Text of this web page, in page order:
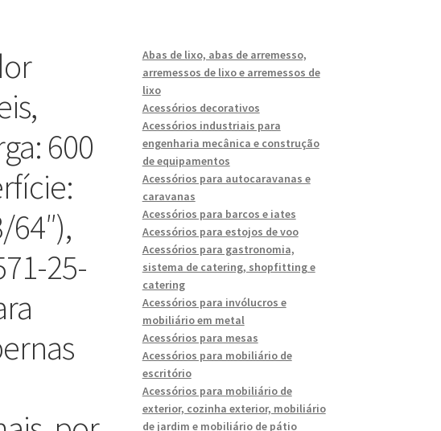
600
25-
Abas de lixo, abas de arremesso,
arremessos de lixo e arremessos de
lixo
Acessórios decorativos
Acessórios industriais para
engenharia mecânica e construção
de equipamentos
Acessórios para autocaravanas e
caravanas
Acessórios para barcos e iates
Acessórios para estojos de voo
Acessórios para gastronomia,
sistema de catering, shopfitting e
catering
Acessórios para invólucros e
mobiliário em metal
Acessórios para mesas
Acessórios para mobiliário de
escritório
Acessórios para mobiliário de
exterior, cozinha exterior, mobiliário
de jardim e mobiliário de pátio